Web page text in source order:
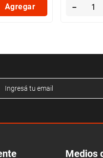
Agregar －
Medios